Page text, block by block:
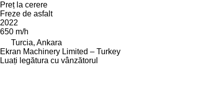
Preț la cerere
Freze de asfalt
2022
650 m/h
Turcia, Ankara
Ekran Machinery Limited – Turkey
Luați legătura cu vânzătorul